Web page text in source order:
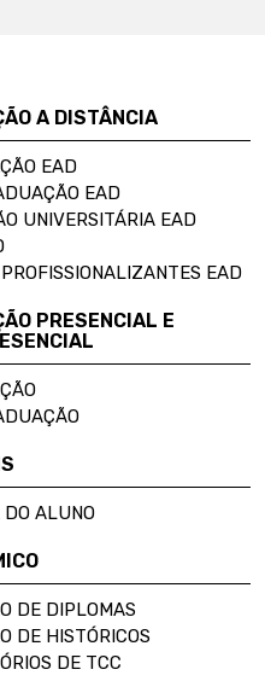
A DISTÂNCIA
EAD
EAD
UNIVERSITÁRIA EAD
EAD
PRESENCIAL E
ALUNO
DE DIPLOMAS
DE HISTÓRICOS
DE TCC